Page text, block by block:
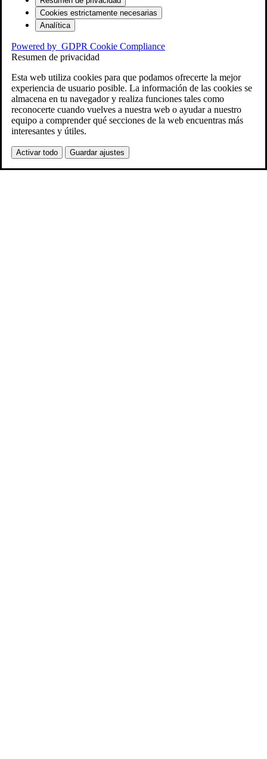
Cookies estrictamente necesarias
Analítica
Powered by GDPR Cookie Compliance
Resumen de privacidad
Esta web utiliza cookies para que podamos ofrecerte la mejor
experiencia de usuario posible. La información de las cookies se
almacena en tu navegador y realiza funciones tales como
reconocerte cuando vuelves a nuestra web o ayudar a nuestro
equipo a comprender qué secciones de la web encuentras más
interesantes y útiles.
Activar todo Guardar ajustes